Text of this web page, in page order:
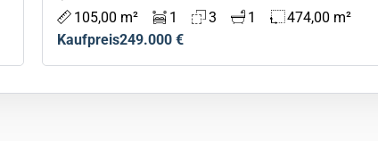
105,00 m²
1 3 1
474,00 m²
Kaufpreis249.000 €